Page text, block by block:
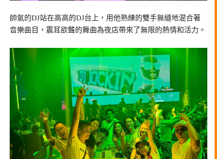
帥氣的DJ站在高高的DJ台上，用他熟練的雙手無縫地混合著
音樂曲目，震耳欲聾的舞曲為夜店帶來了無限的熱情和活力。